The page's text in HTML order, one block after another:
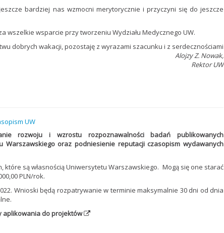
bardziej nas wzmocni merytorycznie i przyczyni się do jeszcze
wszelkie wsparcie przy tworzeniu Wydziału Medycznego UW.
dobrych wakacji, pozostaję z wyrazami szacunku i z serdecznościami
Alojzy Z. Nowak,
Rektor UW
UW
rozwoju i wzrostu rozpoznawalności badań publikowanych
Warszawskiego oraz podniesienie reputacji czasopism wydawanych
które są własnością Uniwersytetu Warszawskiego. Mogą się one starać
PLN/rok.
Wnioski będą rozpatrywanie w terminie maksymalnie 30 dni od dnia
aplikowania do projektów